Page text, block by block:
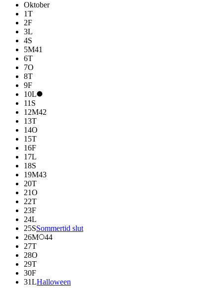
Oktober
1T
2F
3L
4S
5M41
6T
7O
8T
9F
10L
11S
12M42
13T
14O
15T
16F
17L
18S
19M43
20T
21O
22T
23F
24L
25SSommertid slut
26M
44
27T
28O
29T
30F
31LHalloween